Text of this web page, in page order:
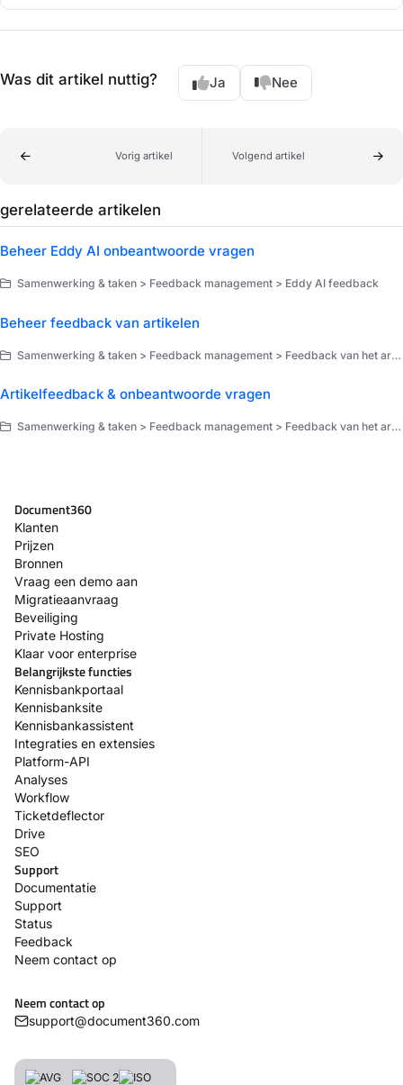
Was dit artikel nuttig? Ja Nee
Vorig artikel Volgend artikel
gerelateerde artikelen
Beheer Eddy AI onbeantwoorde vragen
Samenwerking & taken > Feedback management > Eddy AI feedback
Beheer feedback van artikelen
Samenwerking & taken > Feedback management > Feedback van het artikel
Artikelfeedback & onbeantwoorde vragen
Samenwerking & taken > Feedback management > Feedback van het artikel
Document360
Klanten
Prijzen
Bronnen
Vraag een demo aan
Migratieaanvraag
Beveiliging
Private Hosting
Klaar voor enterprise
Belangrijkste functies
Kennisbankportaal
Kennisbanksite
Kennisbankassistent
Integraties en extensies
Platform-API
Analyses
Workflow
Ticketdeflector
Drive
SEO
Support
Documentatie
Support
Status
Feedback
Neem contact op
Neem contact op
support@document360.com